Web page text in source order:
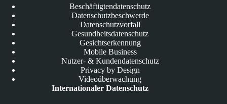
Beschäftigtendatenschutz
Datenschutzbeschwerde
Datenschutzvorfall
Gesundheitsdatenschutz
Gesichtserkennung
Mobile Business
Nutzer- & Kundendatenschutz
Privacy by Design
Videoüberwachung
Internationaler Datenschutz